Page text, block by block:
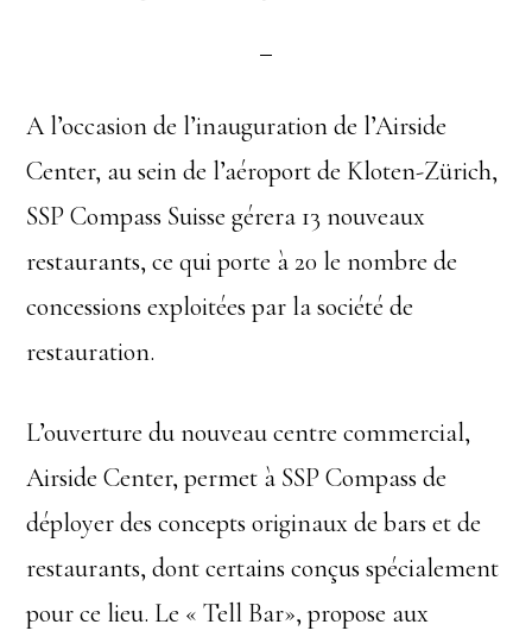
A l’occasion de l’inauguration de l’Airside
Center, au sein de l’aéroport de Kloten-Zürich,
SSP Compass Suisse gérera 13 nouveaux
restaurants, ce qui porte à 20 le nombre de
concessions exploitées par la société de
restauration.
L’ouverture du nouveau centre commercial,
Airside Center, permet à SSP Compass de
déployer des concepts originaux de bars et de
restaurants, dont certains conçus spécialement
pour ce lieu. Le « Tell Bar», propose aux